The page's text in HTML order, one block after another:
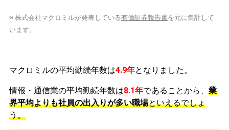
※ 株式会社マクロミルが発表している有価証券報告書を元に集計して
います。
マクロミルの平均勤続年数は4.9年となりました。
情報・通信業の平均勤続年数は8.1年であることから、 業
界平均よりも社員の出入りが多い職場といえるでしょ
う。